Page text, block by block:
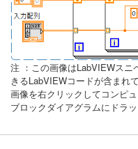
注 ：この画像はLabVIEWスニ
きるLabVIEWコードが含まれ
画像を右クリックしてコンピ
ブロックダイアグラムにドラッ